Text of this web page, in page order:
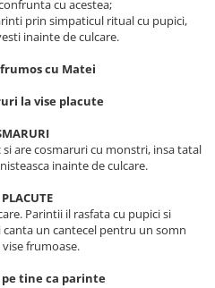
cu acestea;
prin simpaticul ritual cu pupici,
inainte de culcare.
cu Matei
la vise placute
are cosmaruri cu monstri, insa tatal
inainte de culcare.
PLACUTE
Parintii il rasfata cu pupici si
un cantecel pentru un somn
frumoase.
tine ca parinte